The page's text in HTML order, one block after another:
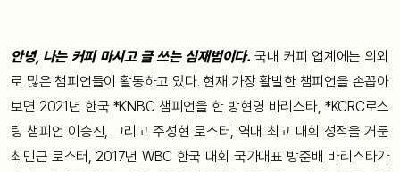
안녕, 나는 커피 마시고 글 쓰는 심재범이다. 국내 커피 업계에는 의외
로 많은 챔피언들이 활동하고 있다. 현재 가장 활발한 챔피언을 손꼽아
보면 2021년 한국 *KNBC 챔피언을 한 방현영 바리스타, *KCRC로스
팅 챔피언 이승진, 그리고 주성현 로스터, 역대 최고 대회 성적을 거둔
최민근 로스터, 2017년 WBC 한국 대회 국가대표 방준배 바리스타가